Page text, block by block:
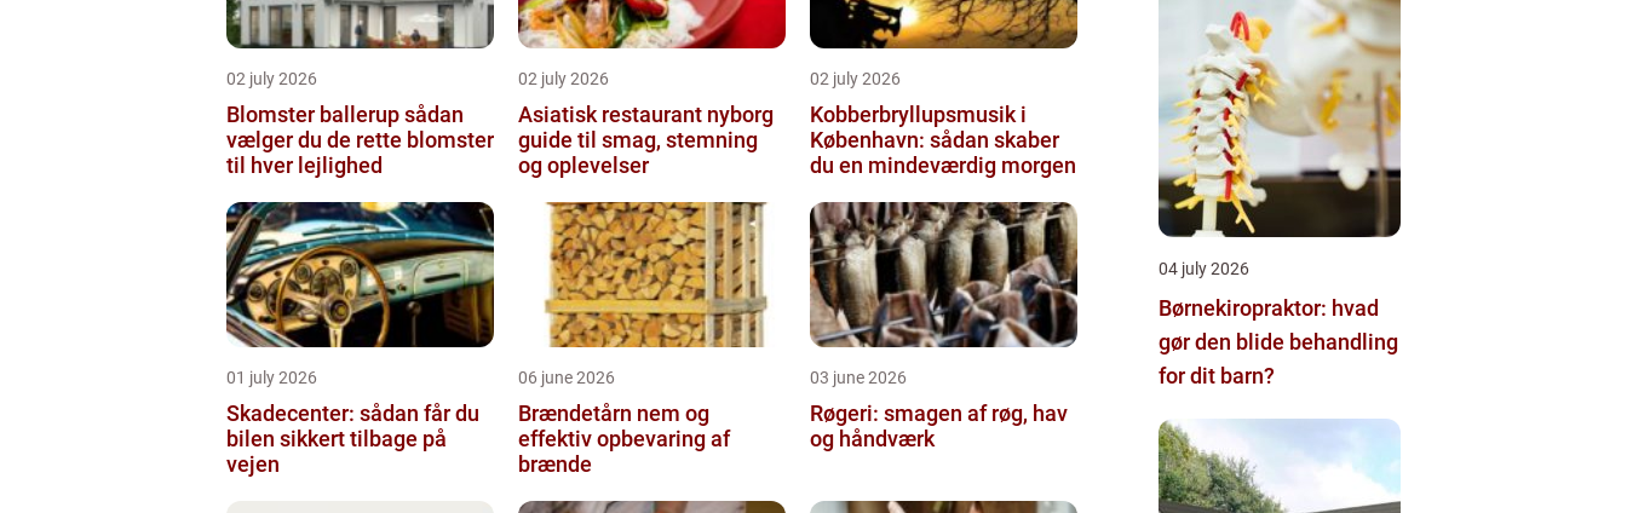
02 july 2026
Blomster ballerup sådan
vælger du de rette blomster
til hver lejlighed
02 july 2026
Asiatisk restaurant nyborg
guide til smag, stemning
og oplevelser
02 july 2026
Kobberbryllupsmusik i
København: sådan skaber
du en mindeværdig morgen
01 july 2026
Skadecenter: sådan får du
bilen sikkert tilbage på
vejen
06 june 2026
Brændetårn nem og
effektiv opbevaring af
brænde
03 june 2026
Røgeri: smagen af røg, hav
og håndværk
04 july 2026
Børnekiropraktor: hvad
gør den blide behandling
for dit barn?